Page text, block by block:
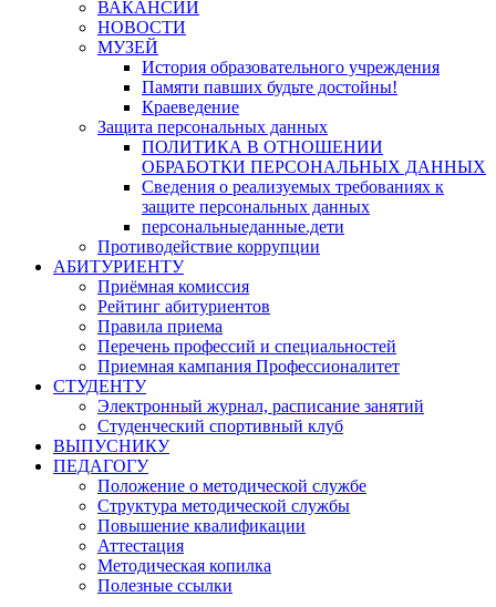
ВАКАНСИИ
НОВОСТИ
МУЗЕЙ
История образовательного учреждения
Памяти павших будьте достойны!
Краеведение
Защита персональных данных
ПОЛИТИКА В ОТНОШЕНИИ
ОБРАБОТКИ ПЕРСОНАЛЬНЫХ ДАННЫХ
Сведения о реализуемых требованиях к
защите персональных данных
персональныеданные.дети
Противодействие коррупции
АБИТУРИЕНТУ
Приёмная комиссия
Рейтинг абитуриентов
Правила приема
Перечень профессий и специальностей
Приемная кампания Профессионалитет
СТУДЕНТУ
Электронный журнал, расписание занятий
Студенческий спортивный клуб
ВЫПУСНИКУ
ПЕДАГОГУ
Положение о методической службе
Структура методической службы
Повышение квалификации
Аттестация
Методическая копилка
Полезные ссылки